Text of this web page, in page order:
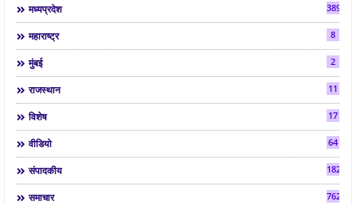
मध्यप्रदेश 3892
महाराष्ट्र 8
मुंबई 2
राजस्थान 11
विशेष 17
वीडियो 64
संपादकीय 182
समाचार 7624